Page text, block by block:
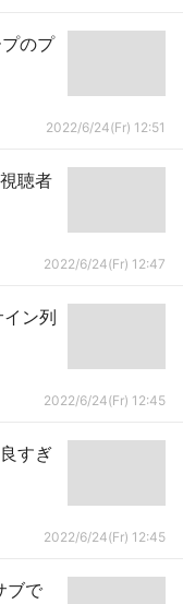
のプ
2022/6/24(Fr) 12:51
聴者
2022/6/24(Fr) 12:47
イン列
2022/6/24(Fr) 12:45
すぎ
2022/6/24(Fr) 12:45
ブで